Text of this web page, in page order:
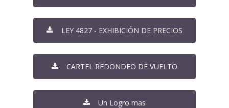
LEY 4827 - EXHIBICIÓN DE PRECIOS
CARTEL REDONDEO DE VUELTO
Un Logro mas